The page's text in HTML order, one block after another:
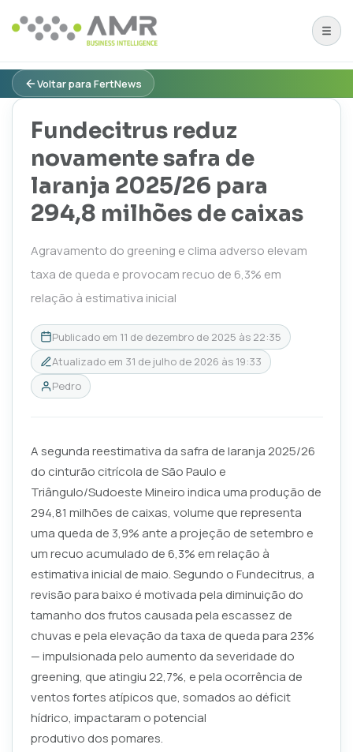
Voltar para FertNews
Fundecitrus reduz
novamente safra de
laranja 2025/26 para
294,8 milhões de caixas
Agravamento do greening e clima adverso elevam
taxa de queda e provocam recuo de 6,3% em
relação à estimativa inicial
Publicado em 11 de dezembro de 2025 às 22:35
Atualizado em 31 de julho de 2026 às 19:33
Pedro
A segunda reestimativa da safra de laranja 2025/26
do cinturão citrícola de São Paulo e
Triângulo/Sudoeste Mineiro indica uma produção de
294,81 milhões de caixas, volume que representa
uma queda de 3,9% ante a projeção de setembro e
um recuo acumulado de 6,3% em relação à
estimativa inicial de maio. Segundo o Fundecitrus, a
revisão para baixo é motivada pela diminuição do
tamanho dos frutos causada pela escassez de
chuvas e pela elevação da taxa de queda para 23%
— impulsionada pelo aumento da severidade do
greening, que atingiu 22,7%, e pela ocorrência de
ventos fortes atípicos que, somados ao déficit
hídrico, impactaram o potencial
produtivo dos pomares.